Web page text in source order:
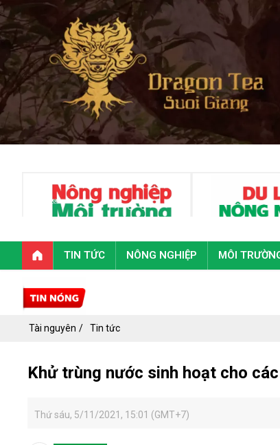
TIN TỨC NÔNG NGHIỆP MÔI
Tài nguyên Tin tức
Khử trùng nước sinh hoạt cho
Thứ sáu, 5/11/2021, 15:01 (GMT+7)